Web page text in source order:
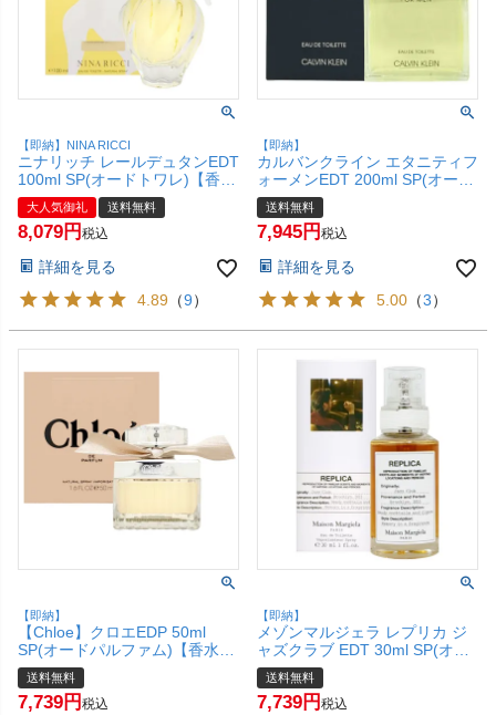
【即納】NINA RICCI
ニナリッチ レールデュタンEDT
100ml SP(オードトワレ)【香
水】【宅配便送料無料】
大人気御礼 送料無料
8,079 税込
詳細を見る
4.89 （9）
【即納】
カルバンクライン エタニティフ
ォーメンEDT 200ml SP(オード
トワレ)【香水】【宅配便送料
無料】 (6045984)
送料無料
7,945 税込
詳細を見る
5.00 （3）
【即納】
【Chloe】クロエEDP 50ml
SP(オードパルファム)【香水】
【宅配便送料無料】
送料無料
7,739 税込
【即納】
メゾンマルジェラ レプリカ ジ
ャズクラブ EDT 30ml SP(オー
ドトワレ)【香水】【宅配便送
料無料】 (6059764)
送料無料
7,739 税込